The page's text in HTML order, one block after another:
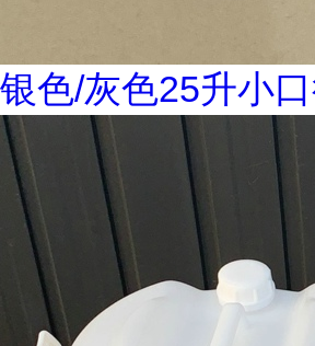
银色/灰色25升小